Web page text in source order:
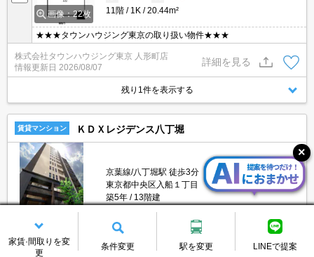
画像：22枚
11階
1K 20.44m²
★★★タウンハウジング東京の取り扱い物件★★★
株式会社タウンハウジング東京 人形町店
情報更新日 2026/08/07
詳細を見る
残り1件を表示する
賃貸マンション ＫＤＸレジデンス八丁堀
京葉線/八丁堀駅 徒歩3分
東京都中央区入船１丁目
築5年
13階建
家賃·間取りを変
更
条件変更 駅を変更 LINEで提案